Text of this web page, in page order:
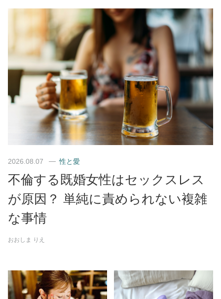
2026.08.07 性と愛
不倫する既婚女性はセックスレス
が原因？ 単純に責められない複雑
な事情
おおしま りえ